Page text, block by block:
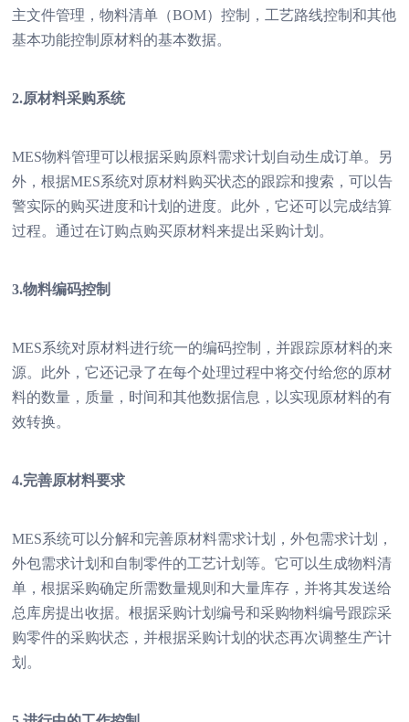
主文件管理，物料清单（BOM）控制，工艺路线控制和其他
基本功能控制原材料的基本数据。
2.原材料采购系统
MES物料管理可以根据采购原料需求计划自动生成订单。另
外，根据MES系统对原材料购买状态的跟踪和搜索，可以告
警实际的购买进度和计划的进度。此外，它还可以完成结算
过程。通过在订购点购买原材料来提出采购计划。
3.物料编码控制
MES系统对原材料进行统一的编码控制，并跟踪原材料的来
源。此外，它还记录了在每个处理过程中将交付给您的原材
料的数量，质量，时间和其他数据信息，以实现原材料的有
效转换。
4.完善原材料要求
MES系统可以分解和完善原材料需求计划，外包需求计划，
外包需求计划和自制零件的工艺计划等。它可以生成物料清
单，根据采购确定所需数量规则和大量库存，并将其发送给
总库房提出收据。根据采购计划编号和采购物料编号跟踪采
购零件的采购状态，并根据采购计划的状态再次调整生产计
划。